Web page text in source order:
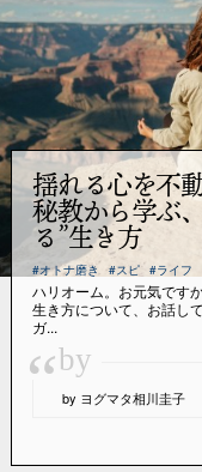
揺れる心を不
秘教から学ぶ
る”生き方
#オトナ磨き #スピ #ライフ
ハリオーム。お元気です
生き方について、お話し
ガ...
“by
by ヨグマタ相川圭子